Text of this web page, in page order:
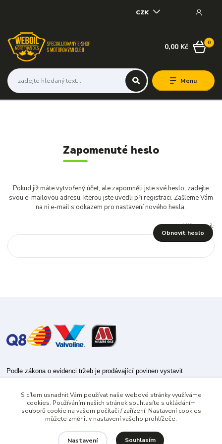
Menu
CZK
0
0,00 Kč
Zapomenuté heslo
Pokud již máte vytvořený účet, ale zapomněli jste své heslo, zadejte
svou e-mailovou adresu, kterou jste uvedli při registraci. Zašleme Vám
na ni e-mail s odkazem pro nastavení nového hesla.
Váš e-mail:
Obnovit heslo
Podle zákona o evidenci tržeb je prodávající povinen vystavit
Zároveň je povinen zaevidovat přijatou tržbu u správce daně online; v
případě technického výpadku pak nejpozději do 48 hodin.
S cílem usnadnit Vám používat naše webové stránky využíváme
cookies. Používáním našich stránek souhlasíte s ukládáním
souborů cookie na vašem počítači / zařízení. Nastavení cookies
můžete změnit v nastavení vašeho prohlížeče.
Nastavení Souhlasím